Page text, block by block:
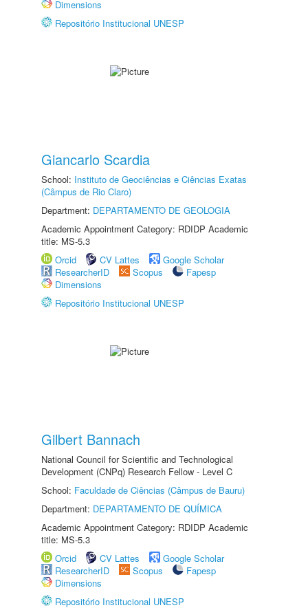
Dimensions
Repositório Institucional UNESP
Giancarlo Scardia
School: Instituto de Geociências e Ciências Exatas
(Câmpus de Rio Claro)
Department: DEPARTAMENTO DE GEOLOGIA
Academic Appointment Category: RDIDP Academic
title: MS-5.3
Orcid
CV Lattes
Google Scholar
ResearcherID
Scopus
Fapesp
Dimensions
Repositório Institucional UNESP
Gilbert Bannach
National Council for Scientific and Technological
Development (CNPq) Research Fellow - Level C
School: Faculdade de Ciências (Câmpus de Bauru)
Department: DEPARTAMENTO DE QUÍMICA
Academic Appointment Category: RDIDP Academic
title: MS-5.3
Orcid
CV Lattes
Google Scholar
ResearcherID
Scopus
Fapesp
Dimensions
Repositório Institucional UNESP